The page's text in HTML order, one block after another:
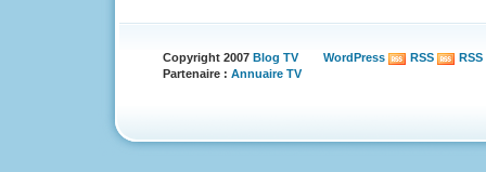
Copyright 2007 Blog TV WordPress RSS
Partenaire : Annuaire TV